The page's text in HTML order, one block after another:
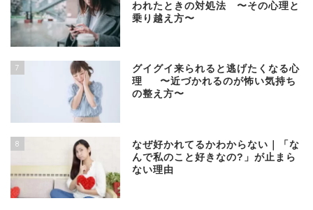
われたときの対処法 〜その心理と
乗り越え方〜
7
グイグイ来られると逃げたくなる心
理 〜近づかれるのが怖い気持ち
の整え方〜
8
なぜ好かれてるかわからない｜「な
んで私のこと好きなの?」が止まら
ない理由